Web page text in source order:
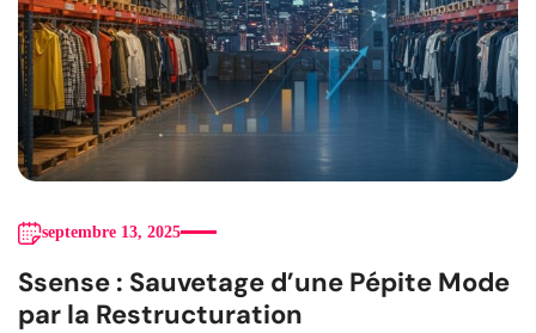
septembre 13, 2025
Ssense : Sauvetage d’une Pépite Mode
par la Restructuration